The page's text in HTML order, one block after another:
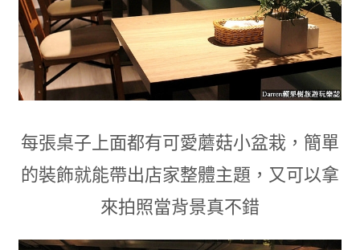
每張桌子上面都有可愛蘑菇小盆栽，簡單
的裝飾就能帶出店家整體主題 ， 又可以拿
來拍照當背景真不錯